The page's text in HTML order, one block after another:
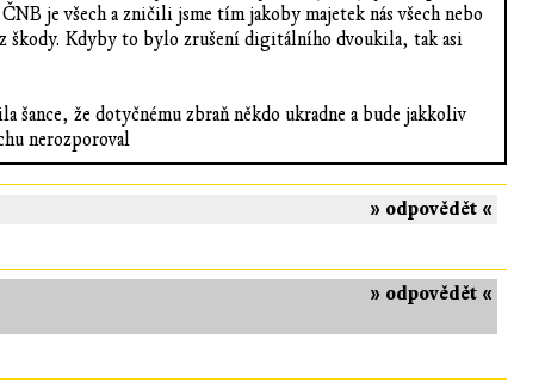
je všech a zničili jsme tím jakoby majetek nás všech nebo
škody. Kdyby to bylo zrušení digitálního dvoukila, tak asi
že dotyčnému zbraň někdo ukradne a bude jakkoliv
nerozporoval
» odpovědět «
» odpovědět «